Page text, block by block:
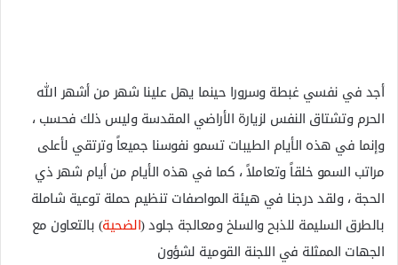
أجد في نفسي غبطة وسرورا حينما يهل علينا شهر من أشهر الله
الحرم وتشتاق النفس لزيارة الأراضي المقدسة وليس ذلك فحسب ،
وإنما في هذه الأيام الطيبات تسمو نفوسنا جميعاً وترتقي لأعلى
مراتب السمو خلقاً وتعاملاً ، كما في هذه الأيام من أيام شهر ذي
الحجة ، ولقد درجنا في هيئة المواصفات تنظيم حملة توعية شاملة
بالطرق السليمة للذبح والسلخ ومعالجة جلود (الضحية) بالتعاون مع
الجهات الممثلة في اللجنة القومية لشؤون